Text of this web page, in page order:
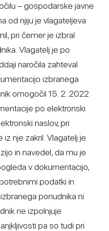
– gospodarske javne
od njiju je vlagateljeva
pri čemer je izbral
Vlagatelj je po
naročila zahteval
izbranega
omogočil 15. 2. 2022
po elektronski
naslov, pri
nje zakril. Vlagatelj je
in navedel, da mu je
v dokumentacijo,
podatki in
ponudnika ni
ne izpolnjuje
pa so tudi pri